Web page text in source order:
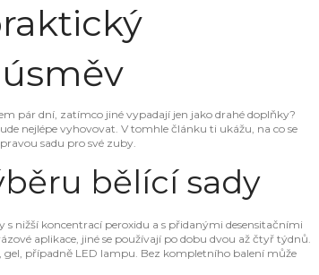
pár dní, zatímco jiné vypadají jen jako drahé doplňky?
nejlépe vyhovovat. V tomhle článku ti ukážu, na co se
sadu pro své zuby.
bělící sady
nižší koncentrací peroxidu a s přidanými desensitačními
aplikace, jiné se používají po dobu dvou až čtyř týdnů.
případně LED lampu. Bez kompletního balení může